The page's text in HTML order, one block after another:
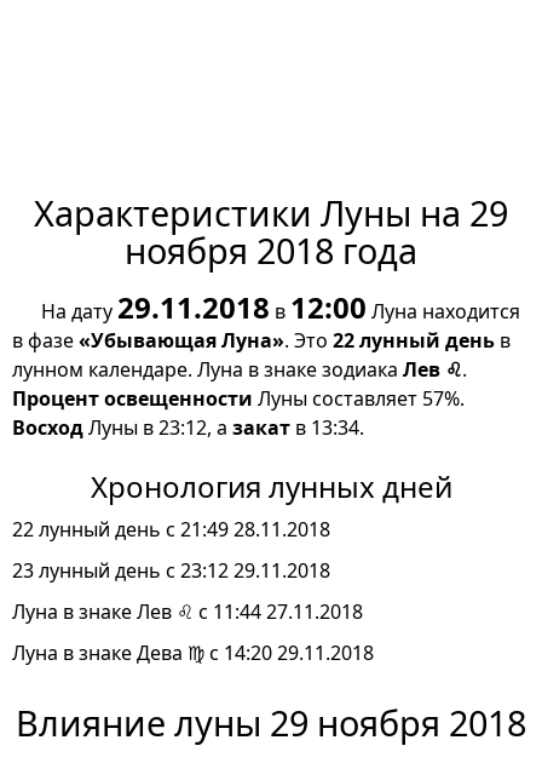
Характеристики Луны на 29
ноября 2018 года
На дату 29.11.2018 в 12:00 Луна находится
в фазе«Убывающая Луна». Это 22 лунный день в
лунном календаре. Луна в знаке зодиака Лев ♌.
Процент освещенности Луны составляет 57%.
ВосходЛуны в 23:12, а закат в 13:34.
Хронология лунных дней
22 лунный день с 21:49 28.11.2018
23 лунный день с 23:12 29.11.2018
Луна в знаке Лев ♌ с 11:44 27.11.2018
Луна в знаке Дева ♍ с 14:20 29.11.2018
Влияние луны 29 ноября 2018